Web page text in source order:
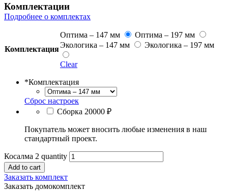
Комплектации
Подробнее о комплектах
Комплектация
Оптима – 147 мм
Оптима – 197 мм
Экологика – 147 мм
Экологика – 197 мм
Clear
*Комплектация
Сброс настроек
Сборка 20000 ₽
Покупатель может вносить любые изменения в наш
стандартный проект.
Косалма 2 quantity
Add to cart
Заказать комплект
Заказать домокомплект